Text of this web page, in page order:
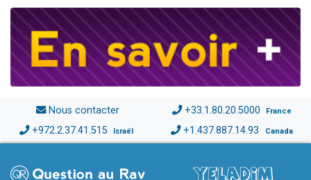
Nous contacter +33.1.80.20.5000 France
+972.2.37.41.515 Israël +1.437.887.14.93 Canada